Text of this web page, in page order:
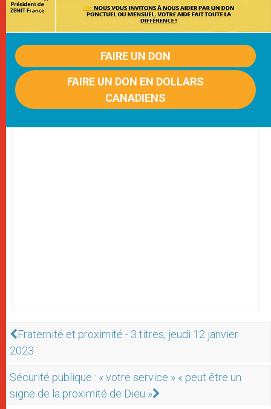
FAIRE UN DON
FAIRE UN DON EN DOLLARS
CANADIENS
Fraternité et proximité - 3 titres, jeudi 12 janvier
2023
Sécurité publique : « votre service » « peut être un
signe de la proximité de Dieu »